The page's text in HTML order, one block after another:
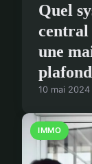
Quel
central
une
10 mai 2024
IMMO